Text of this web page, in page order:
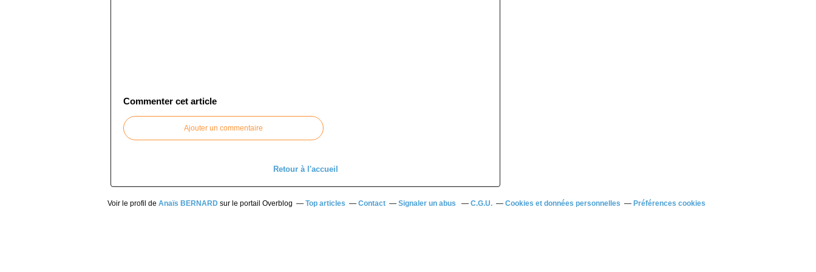
Commenter cet article
Ajouter un commentaire
Retour à l'accueil
Voir le profil de Anaïs BERNARDsur le portail Overblog Top articles Contact Signaler un abus C.G.U. Cookies et données personnelles Préférences cookies